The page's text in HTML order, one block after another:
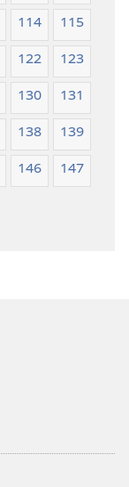
114
115
122
123
130
131
138
139
146
147